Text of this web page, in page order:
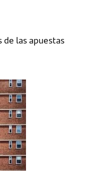
de las apuestas